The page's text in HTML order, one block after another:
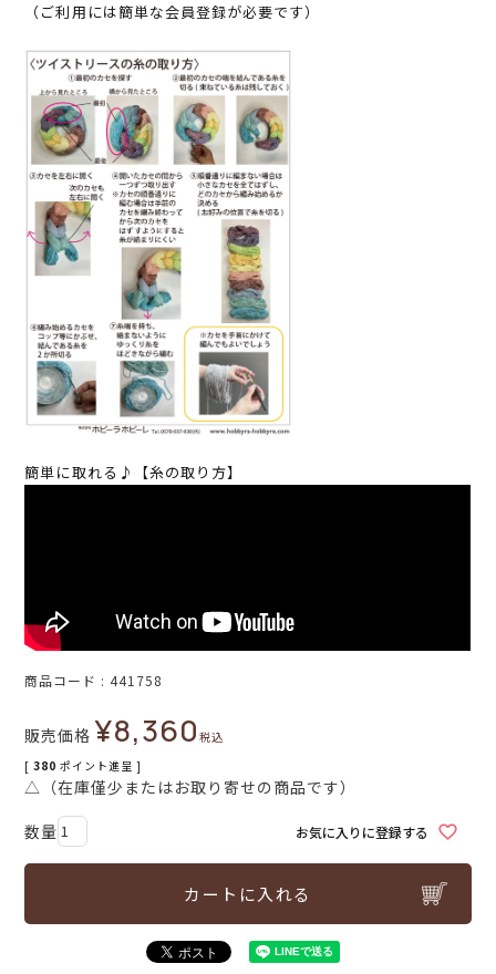
（ご利用には簡単な会員登録が必要です）
簡単に取れる♪【糸の取り方】
商品コード 441758
販売価格 ¥8,360税込
[ 380 ポイント進呈 ]
△（在庫僅少またはお取り寄せの商品です）
お気に入りに登録する
カートに入れる